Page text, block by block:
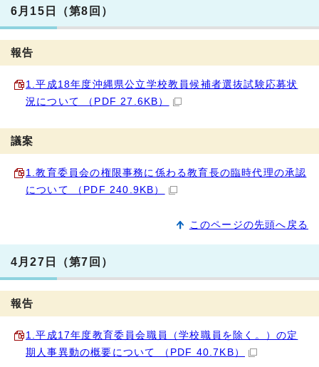
6月15日（第8回）
報告
1.平成18年度沖縄県公立学校教員候補者選抜試験応募状
況について （PDF 27.6KB）
議案
1.教育委員会の権限事務に係わる教育長の臨時代理の承認
について （PDF 240.9KB）
このページの先頭へ戻る
4月27日（第7回）
報告
1.平成17年度教育委員会職員（学校職員を除く。）の定
期人事異動の概要について （PDF 40.7KB）